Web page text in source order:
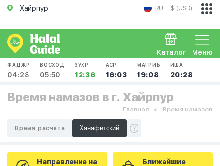
Хайрпур RU $ (USD)
Меню
Каталог
ФАДЖР
04:28
ВОСХОД
05:50
ЗУХР
12:36
АСР
16:03
МАГРИБ
19:08
ИША
20:28
Время намазов в г. Хайрпур
Главная Время намазов
Время расчета
Направление на
Ближайшие